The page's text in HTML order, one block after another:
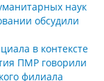
наук
обсудили
в контексте
ПМР говорили
филиала